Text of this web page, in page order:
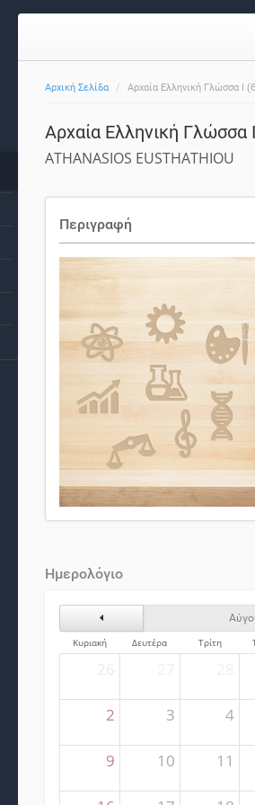
Αρχική Σελίδα Αρχαία Ελληνική Γλώσσα Ι
Αρχαία Ελληνική
ATHANASIOS EUSTHATHIOU
Περιγραφή
Ημερολόγιο
Προηγούμενος Μήνας
Κυριακή
Δευτέρα Τρίτη
26
2 3 4
9 10 11